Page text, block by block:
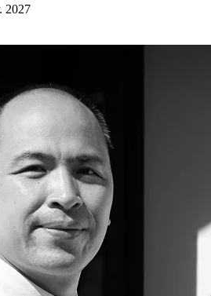
2027